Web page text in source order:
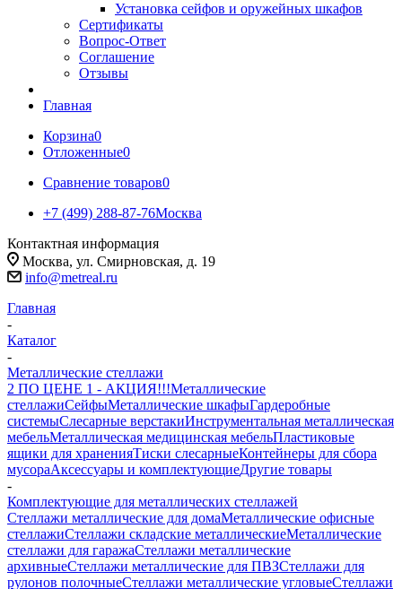
Установка сейфов и оружейных шкафов
Сертификаты
Вопрос-Ответ
Соглашение
Отзывы
Главная
Корзина0
Отложенные0
Сравнение товаров0
+7 (499) 288-87-76Москва
Контактная информация
Москва, ул. Смирновская, д. 19
info@metreal.ru
Главная
-
Каталог
-
Металлические стеллажи
2 ПО ЦЕНЕ 1 - АКЦИЯ!!!Металлические
стеллажиСейфыМеталлические шкафыГардеробные
системыСлесарные верстакиИнструментальная металлическая
мебельМеталлическая медицинская мебельПластиковые
ящики для храненияТиски слесарныеКонтейнеры для сбора
мусораАксессуары и комплектующиеДругие товары
-
Комплектующие для металлических стеллажей
Стеллажи металлические для домаМеталлические офисные
стеллажиСтеллажи складские металлическиеМеталлические
стеллажи для гаражаСтеллажи металлические
архивныеСтеллажи металлические для ПВЗСтеллажи для
рулонов полочныеСтеллажи металлические угловыеСтеллажи